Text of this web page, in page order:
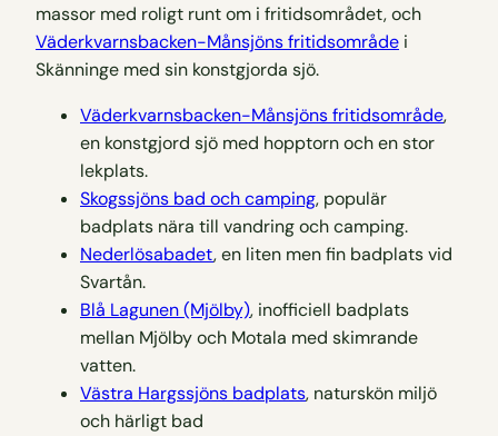
massor med roligt runt om i fritidsområdet, och
Väderkvarnsbacken-Månsjöns fritidsområde i
Skänninge med sin konstgjorda sjö.
Väderkvarnsbacken-Månsjöns fritidsområde,
en konstgjord sjö med hopptorn och en stor
lekplats.
Skogssjöns bad och camping, populär
badplats nära till vandring och camping.
Nederlösabadet, en liten men fin badplats vid
Svartån.
Blå Lagunen (Mjölby), inofficiell badplats
mellan Mjölby och Motala med skimrande
vatten.
Västra Hargssjöns badplats, naturskön miljö
och härligt bad